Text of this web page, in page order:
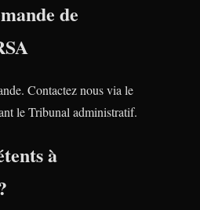
de
Contactez nous via le
le Tribunal administratif.
à